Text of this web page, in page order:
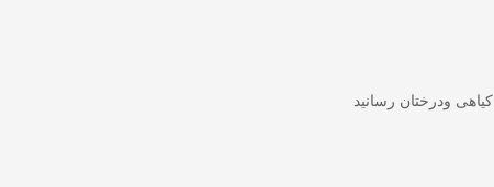
ودرختان رسانید